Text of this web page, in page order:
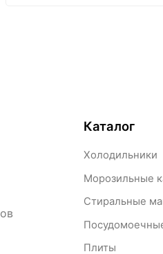
Каталог
Холодильники
Морозильные
Стиральные
Плиты